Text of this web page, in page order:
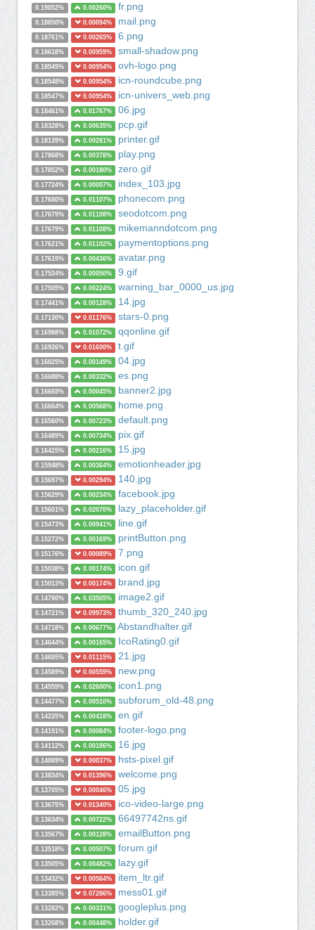
0.19052% 0.00260% fr.png
0.18850% 0.00094% mail.png
0.18761% 0.00265% 6.png
0.18618% 0.00959% small-shadow.png
0.18549% 0.00954% ovh-logo.png
0.18548% 0.00954% icn-roundcube.png
0.18547% 0.00954% icn-univers_web.png
0.18461% 0.01767% 06.jpg
0.18328% 0.00635% pcp.gif
0.18139% 0.00281% printer.gif
0.17868% 0.00378% play.png
0.17852% 0.00180% zero.gif
0.17724% 0.00007% index_103.jpg
0.17680% 0.01107% phonecom.png
0.17679% 0.01108% seodotcom.png
0.17679% 0.01108% mikemanndotcom.png
0.17621% 0.01102% paymentoptions.png
0.17619% 0.00436% avatar.png
0.17524% 0.00050% 9.gif
0.17505% 0.00224% warning_bar_0000_us.jpg
0.17441% 0.00128% 14.jpg
0.17130% 0.01176% stars-0.png
0.16988% 0.01072% qqonline.gif
0.16926% 0.01600% t.gif
0.16825% 0.00149% 04.jpg
0.16688% 0.00332% es.png
0.16669% 0.00045% banner2.jpg
0.16664% 0.00568% home.png
0.16560% 0.00723% default.png
0.16489% 0.00734% pix.gif
0.16425% 0.00216% 15.jpg
0.15948% 0.00364% emotionheader.jpg
0.15697% 0.00294% 140.jpg
0.15629% 0.00234% facebook.jpg
0.15601% 0.02070% lazy_placeholder.gif
0.15473% 0.00941% line.gif
0.15272% 0.00169% printButton.png
0.15176% 0.00089% 7.png
0.15038% 0.00174% icon.gif
0.15013% 0.00174% brand.jpg
0.14780% 0.03505% image2.gif
0.14721% 0.09973% thumb_320_240.jpg
0.14718% 0.00677% Abstandhalter.gif
0.14644% 0.00165% IcoRating0.gif
0.14605% 0.01115% 21.jpg
0.14589% 0.00559% new.png
0.14559% 0.02600% icon1.png
0.14477% 0.00510% subforum_old-48.png
0.14225% 0.00418% en.gif
0.14191% 0.00084% footer-logo.png
0.14112% 0.00186% 16.jpg
0.14089% 0.00037% hsts-pixel.gif
0.13834% 0.01396% welcome.png
0.13705% 0.00046% 05.jpg
0.13675% 0.01340% ico-video-large.png
0.13634% 0.00722% 66497742ns.gif
0.13567% 0.00128% emailButton.png
0.13518% 0.00507% forum.gif
0.13505% 0.00482% lazy.gif
0.13432% 0.00564% item_ltr.gif
0.13385% 0.07286% mess01.gif
0.13282% 0.00331% googleplus.png
0.13268% 0.00448% holder.gif